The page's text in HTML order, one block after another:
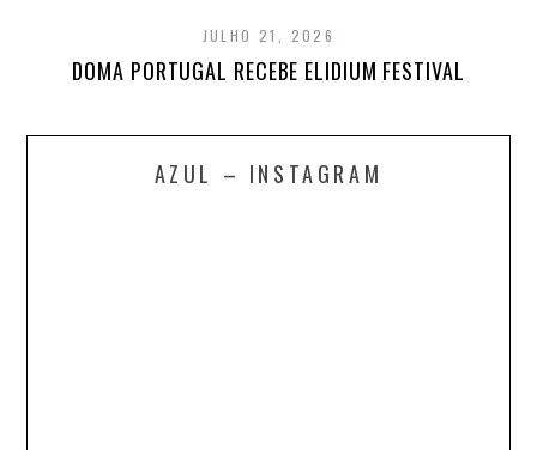
JULHO 21, 2026
DOMA PORTUGAL RECEBE ELIDIUM FESTIVAL
AZUL – INSTAGRAM